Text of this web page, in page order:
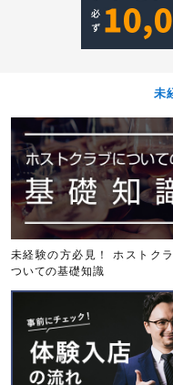
未
未経験の方必見！ ホストク
ついての基礎知識